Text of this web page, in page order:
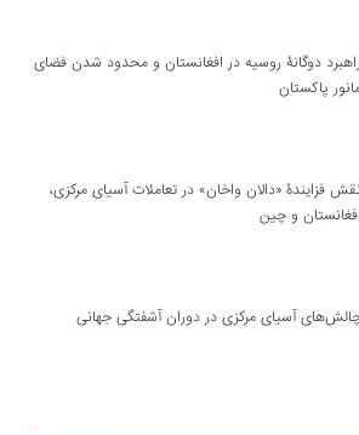
دوگانۀ روسیه در افغانستان و محدود شدن فضای
پاکستان
فزایندۀ «دالان واخان» در تعاملات آسیای مرکزی،
افغانستان و چین
آسیای مرکزی در دوران آشفتگی جهانی